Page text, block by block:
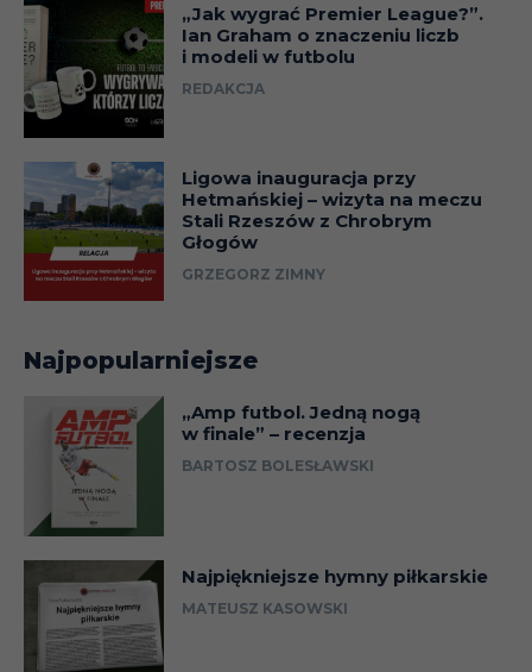
„Jak wygrać Premier League?”.
Ian Graham o znaczeniu liczb
i modeli w futbolu
REDAKCJA
Ligowa inauguracja przy
Hetmańskiej – wizyta na meczu
Stali Rzeszów z Chrobrym
Głogów
GRZEGORZ ZIMNY
Najpopularniejsze
„Amp futbol. Jedną nogą
w finale” – recenzja
BARTOSZ BOLESŁAWSKI
Najpiękniejsze hymny piłkarskie
MATEUSZ KASOWSKI